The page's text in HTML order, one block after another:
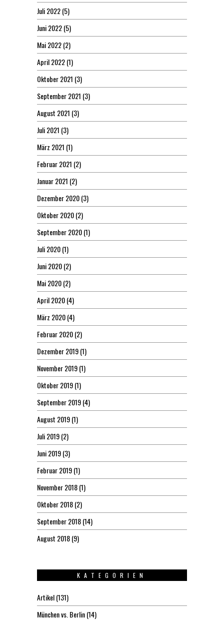
Juli 2022(5)
Juni 2022(5)
Mai 2022(2)
April 2022(1)
Oktober 2021 (3)
September 2021 (3)
August 2021 (3)
Juli 2021 (3)
März 2021 (1)
Februar 2021 (2)
Januar 2021 (2)
Dezember 2020(3)
Oktober 2020(2)
September 2020(1)
Juli 2020(1)
Juni 2020(2)
Mai 2020(2)
April 2020(4)
März 2020(4)
Februar 2020(2)
Dezember 2019(1)
November 2019(1)
Oktober 2019(1)
September 2019(4)
August 2019(1)
Juli 2019(2)
Juni 2019(3)
Februar 2019(1)
November 2018(1)
Oktober 2018(2)
September 2018(14)
August 2018(9)
KATEGORIEN
Artikel(131)
München vs. Berlin(14)